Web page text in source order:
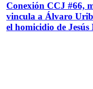
Conexión CCJ #66,
vincula a Álvaro
el homicidio de